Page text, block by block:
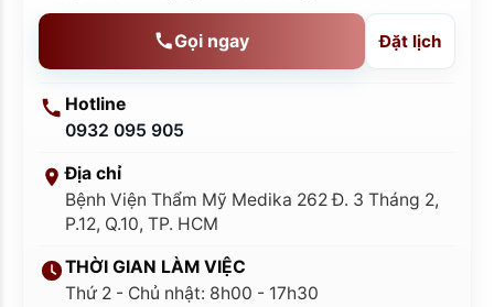
Gọi ngay Đặt lịch
Hotline
0932 095 905
Địa chỉ
Bệnh Viện Thẩm Mỹ Medika 262 Đ. 3 Tháng 2,
P.12, Q.10, TP. HCM
THỜI GIAN LÀM VIỆC
Thứ 2 - Chủ nhật: 8h00 - 17h30